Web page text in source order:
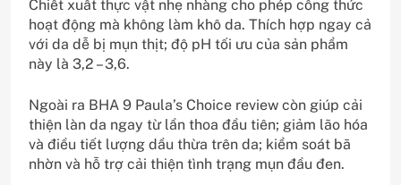
Chiết xuất thực vật nhẹ nhàng cho phép công thức
hoạt động mà không làm khô da. Thích hợp ngay cả
với da dễ bị mụn thịt; độ pH tối ưu của sản phẩm
này là 3,2 – 3,6.
Ngoài ra BHA 9 Paula’s Choice review còn giúp cải
thiện làn da ngay từ lần thoa đầu tiên; giảm lão hóa
và điều tiết lượng dầu thừa trên da; kiểm soát bã
nhờn và hỗ trợ cải thiện tình trạng mụn đầu đen.